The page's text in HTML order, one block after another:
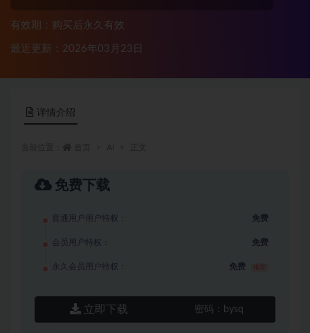
有效期：购买后永久有效
最近更新：2026年03月23日
详情介绍
免费下载
普通用户用户特权： 免费
会员用户特权： 免费
永久会员用户特权： 免费
立即下载 密码： bysq